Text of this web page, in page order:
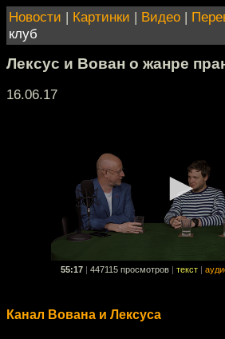
Новости | Картинки | Видео |
клуб
Лексус и Вован о жанре
16.06.17
55:17 447115 просмотров текст
Канал Вована и Лексуса